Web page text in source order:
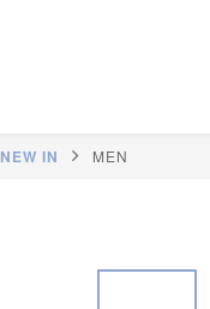
NEW IN MEN